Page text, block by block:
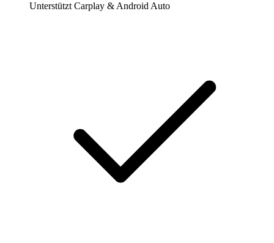
Unterstützt Carplay & Android Auto